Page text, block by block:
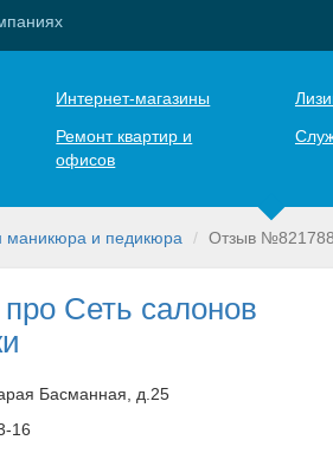
Интернет-магазины
Ремонт квартир и
офисов
маникюра и педикюра Отзыв №821788
Сеть салонов
Басманная, д.25
16